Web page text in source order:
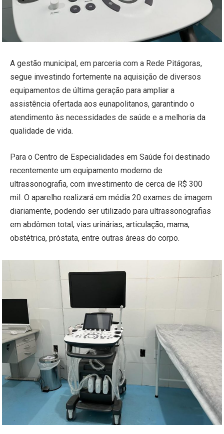
A gestão municipal, em parceria com a Rede Pitágoras,
segue investindo fortemente na aquisição de diversos
equipamentos de última geração para ampliar a
assistência ofertada aos eunapolitanos, garantindo o
atendimento às necessidades de saúde e a melhoria da
qualidade de vida.
Para o Centro de Especialidades em Saúde foi destinado
recentemente um equipamento moderno de
ultrassonografia, com investimento de cerca de R$ 300
mil. O aparelho realizará em média 20 exames de imagem
diariamente, podendo ser utilizado para ultrassonografias
em abdômen total, vias urinárias, articulação, mama,
obstétrica, próstata, entre outras áreas do corpo.